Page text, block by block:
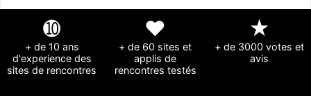
➓
+ de 10 ans
d'experience des
sites de rencontres
❤
+ de 60 sites et
applis de
rencontres testés
★
+ de 3000 votes et
avis